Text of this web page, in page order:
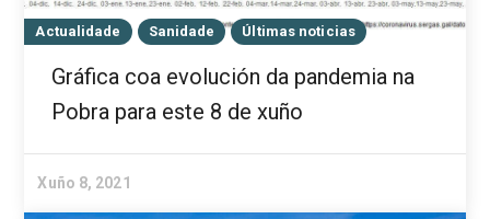
Actualidade Sanidade Últimas noticias
Gráfica coa evolución da pandemia na
Pobra para este 8 de xuño
Xuño 8, 2021